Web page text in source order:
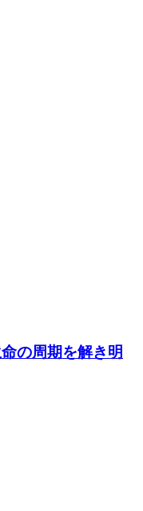
の周期を解き明